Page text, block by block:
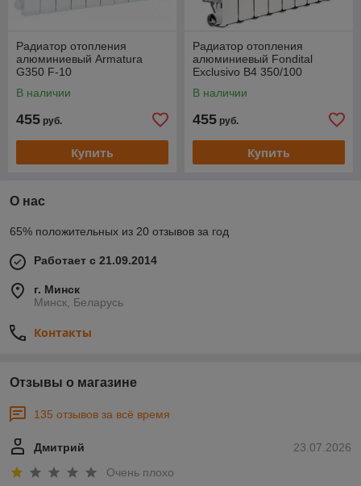
Радиатор отопления
алюминиевый Armatura
G350 F-10
В наличии
455 руб.
Купить
Радиатор отопления
алюминиевый Fondital
Exclusivo B4 350/100
В наличии
455 руб.
Купить
О нас
65% положительных из 20 отзывов за год
Работает с 21.09.2014
г. Минск
Минск, Беларусь
Контакты
Отзывы о магазине
135 отзывов за всё время
23.07.2026
Дмитрий
Очень плохо